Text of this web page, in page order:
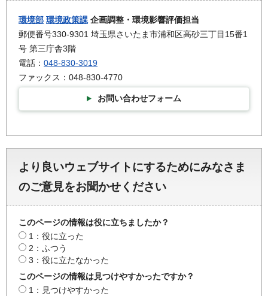
環境部 環境政策課 企画調整・環境影響評価担当
郵便番号330-9301 埼玉県さいたま市浦和区高砂三丁目15番1
号 第三庁舎3階
電話： 048-830-3019
ファックス：048-830-4770
お問い合わせフォーム
より良いウェブサイトにするためにみなさま
のご意見をお聞かせください
このページの情報は役に立ちましたか？
1：役に立った
2：ふつう
3：役に立たなかった
このページの情報は見つけやすかったですか？
1：見つけやすかった